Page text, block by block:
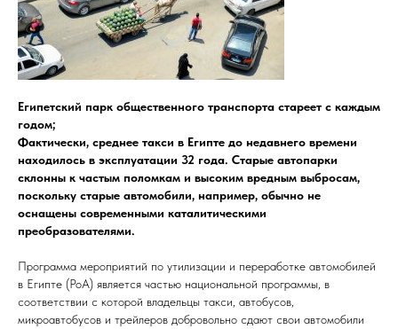
Египетский парк общественного транспорта стареет с каждым
годом;
Фактически, среднее такси в Египте до недавнего времени
находилось в эксплуатации 32 года. Старые автопарки
склонны к частым поломкам и высоким вредным выбросам,
поскольку старые автомобили, например, обычно не
оснащены современными каталитическими
преобразователями.
Программа мероприятий по утилизации и переработке автомобилей
в Египте (PoA) является частью национальной программы, в
соответствии с которой владельцы такси, автобусов,
микроавтобусов и трейлеров добровольно сдают свои автомобили